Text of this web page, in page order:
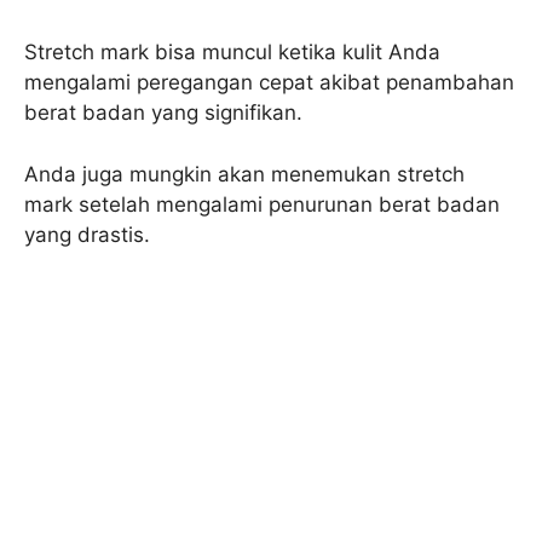
Stretch mark bisa muncul ketika kulit Anda
mengalami peregangan cepat akibat penambahan
berat badan yang signifikan.
Anda juga mungkin akan menemukan stretch
mark setelah mengalami penurunan berat badan
yang drastis.